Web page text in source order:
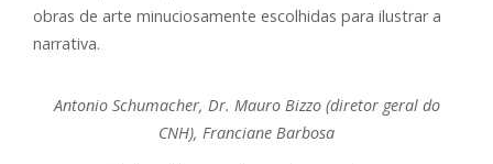
obras de arte minuciosamente escolhidas para ilustrar a
narrativa.
Antonio Schumacher, Dr. Mauro Bizzo (diretor geral do
CNH), Franciane Barbosa